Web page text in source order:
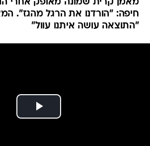
מאמן קרית שמונה מאופק אחרי
חיפה: "הורדנו את הרגל מהגז".
"התוצאה עושה איתנו עוול"